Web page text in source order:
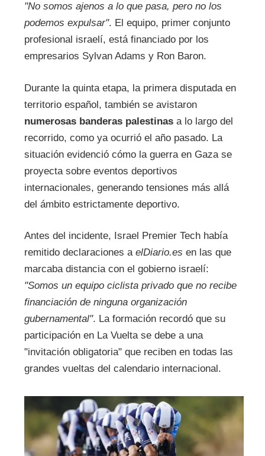
"No somos ajenos a lo que pasa, pero no los
podemos expulsar". El equipo, primer conjunto
profesional israelí, está financiado por los
empresarios Sylvan Adams y Ron Baron.
Durante la quinta etapa, la primera disputada en
territorio español, también se avistaron
numerosas banderas palestinasa lo largo del
recorrido, como ya ocurrió el año pasado. La
situación evidenció cómo la guerra en Gaza se
proyecta sobre eventos deportivos
internacionales, generando tensiones más allá
del ámbito estrictamente deportivo.
Antes del incidente, Israel Premier Tech había
remitido declaraciones a elDiario.es en las que
marcaba distancia con el gobierno israelí:
"Somos un equipo ciclista privado que no recibe
financiación de ninguna organización
gubernamental". La formación recordó que su
participación en La Vuelta se debe a una
"invitación obligatoria" que reciben en todas las
grandes vueltas del calendario internacional.